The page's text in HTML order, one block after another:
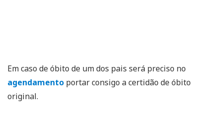
Em caso de óbito de um dos pais será preciso no
agendamento portar consigo a certidão de óbito
original.